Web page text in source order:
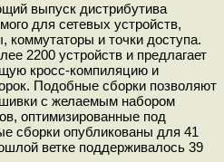
выпуск дистрибутива
для сетевых устройств,
коммутаторы и точки доступа.
2200 устройств и предлагает
кросс-компиляцию и
Подобные сборки позволяют
с желаемым набором
оптимизированные под
сборки опубликованы для 41
ветке поддерживалось 39